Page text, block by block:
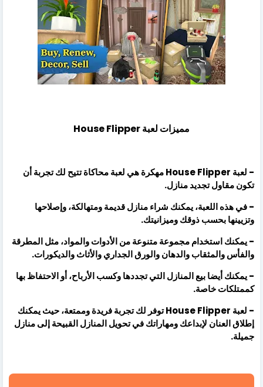
مميزات لعبة House Flipper
- لعبة House Flipper مهكرة هي لعبة محاكاة تتيح لك تجربة أن
تكون مقاول تجديد منازل.
- في هذه اللعبة، يمكنك شراء منازل قديمة ومتهالكة، وإصلاحها
وتزيينها بحسب ذوقك وميزانيتك.
- يمكنك استخدام مجموعة متنوعة من الأدوات والمواد، مثل المطرقة
والفأس والمثقاب والدهان والورق الجداري والأثاث والديكورات.
- يمكنك أيضا بيع المنازل التي تجددها وكسب الأرباح، أو الاحتفاظ بها
كممتلكات خاصة.
- لعبة House Flipper توفر لك تجربة فريدة وممتعة، حيث يمكنك
إطلاق العنان لإبداعك ومهاراتك في تحويل المنازل القبيحة إلى منازل
جميلة.